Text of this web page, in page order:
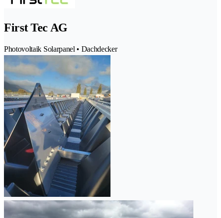
First Tec AG
Photovoltaik Solarpanel • Dachdecker